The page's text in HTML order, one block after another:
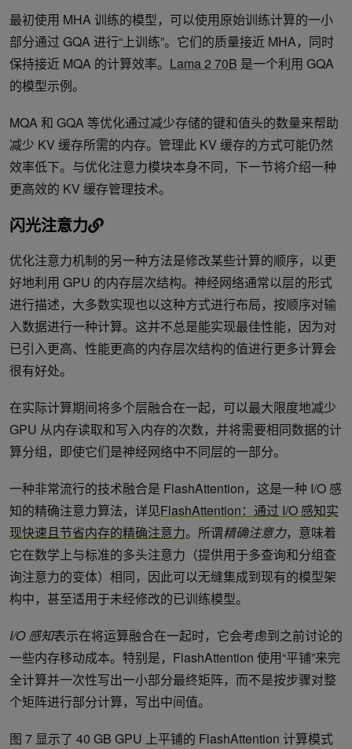
最初使用 MHA 训练的模型，可以使用原始训练计算的一小
部分通过 GQA 进行“上训练”。它们的质量接近 MHA，同时
保持接近 MQA 的计算效率。 Lama 2 70B 是一个利用 GQA
的模型示例。
MQA 和 GQA 等优化通过减少存储的键和值头的数量来帮助
减少 KV 缓存所需的内存。管理此 KV 缓存的方式可能仍然
效率低下。与优化注意力模块本身不同，下一节将介绍一种
更高效的 KV 缓存管理技术。
闪光注意力
优化注意力机制的另一种方法是修改某些计算的顺序，以更
好地利用 GPU 的内存层次结构。神经网络通常以层的形式
进行描述，大多数实现也以这种方式进行布局，按顺序对输
入数据进行一种计算。这并不总是能实现最佳性能，因为对
已引入更高、性能更高的内存层次结构的值进行更多计算会
很有好处。
在实际计算期间将多个层融合在一起，可以最大限度地减少
GPU 从内存读取和写入内存的次数，并将需要相同数据的计
算分组，即使它们是神经网络中不同层的一部分。
一种非常流行的技术融合是 FlashAttention，这是一种 I/O 感
知的精确注意力算法，详见FlashAttention：通过 I/O 感知实
现快速且节省内存的精确注意力。所谓精确注意力，意味着
它在数学上与标准的多头注意力（提供用于多查询和分组查
询注意力的变体）相同，因此可以无缝集成到现有的模型架
构中，甚至适用于未经修改的已训练模型。
I/O 感知表示在将运算融合在一起时，它会考虑到之前讨论的
一些内存移动成本。特别是，FlashAttention 使用“平铺”来完
全计算并一次性写出一小部分最终矩阵，而不是按步骤对整
个矩阵进行部分计算，写出中间值。
图 7 显示了 40 GB GPU 上平铺的 FlashAttention 计算模式